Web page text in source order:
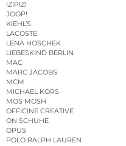
IZIPIZI
JOOP!
KIEHL’S
LACOSTE
LENA HOSCHEK
LIEBESKIND BERLIN
MAC
MARC JACOBS
MCM
MICHAEL KORS
MOS MOSH
OFFICINE CREATIVE
ON SCHUHE
OPUS
POLO RALPH LAUREN